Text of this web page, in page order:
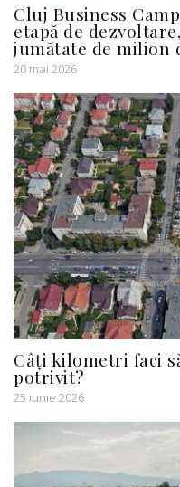
Cluj Business
etapă de
jumătate de milion
20 mai 2026
Câți kilometri faci
potrivit?
25 iunie 2026